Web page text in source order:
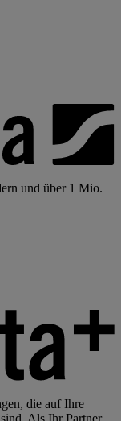
und über 1 Mio.
die auf Ihre
Als Ihr Partner